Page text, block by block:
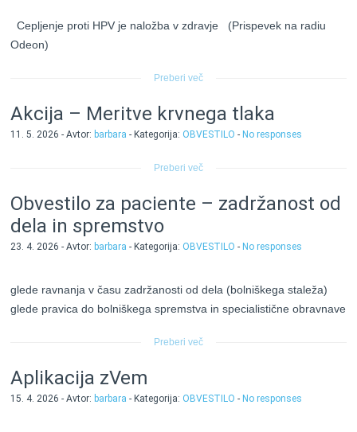
Cepljenje proti HPV je naložba v zdravje (Prispevek na radiu
Odeon)
Preberi več
Akcija – Meritve krvnega tlaka
11. 5. 2026 - Avtor: barbara - Kategorija: OBVESTILO - No responses
Preberi več
Obvestilo za paciente – zadržanost od
dela in spremstvo
23. 4. 2026 - Avtor: barbara - Kategorija: OBVESTILO - No responses
glede ravnanja v času zadržanosti od dela (bolniškega staleža)
glede pravica do bolniškega spremstva in specialistične obravnave
Preberi več
Aplikacija zVem
15. 4. 2026 - Avtor: barbara - Kategorija: OBVESTILO - No responses